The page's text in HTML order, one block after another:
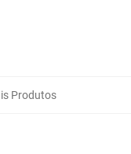
Produtos